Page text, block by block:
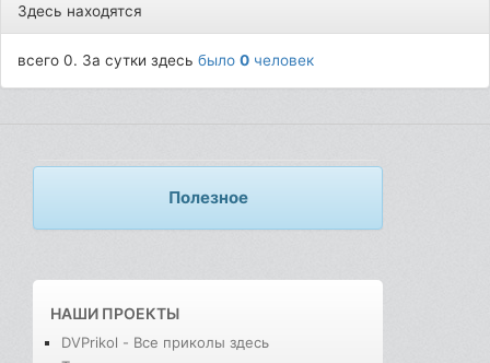
Здесь находятся
всего 0. За сутки здесьбыло0 человек
Полезное
НАШИ ПРОЕКТЫ
DVPrikol - Все приколы здесь